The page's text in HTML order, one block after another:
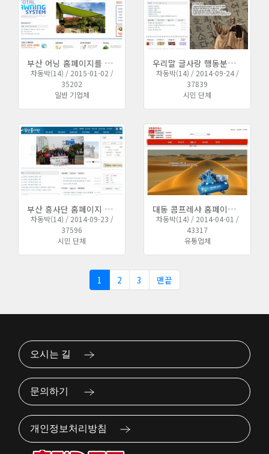
부산 어닝 홈페이지를 이전 받아서 재구축하였습니다.
차동박(14) / 2015-01-02 /
35202
일반 기업체
우리말 글사랑 행동분부 홈페이지를 신규 제작하였습니다.
차동박(14) / 2014-09-24 /
37839
시민 단체
부산 흥사단 홈페이지 개편 작업 완료하였습니다.
차동박(14) / 2014-09-23 /
37596
시민 단체
대동 콤프레샤 홈페이지를 대폭 개편하였습니다.
차동박(14) / 2014-04-01 /
43317
유통업체
1 2 3 맨끝
오시는 길
문의하기
개인정보처리방침